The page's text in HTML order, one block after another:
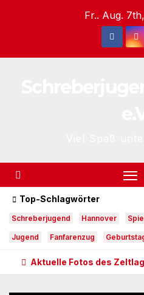
Fr.. Aug.
Top-Schlagwörter
Schreberjugend Hannover
Jugend Fanfarenzug
Aktuelle Fotos des